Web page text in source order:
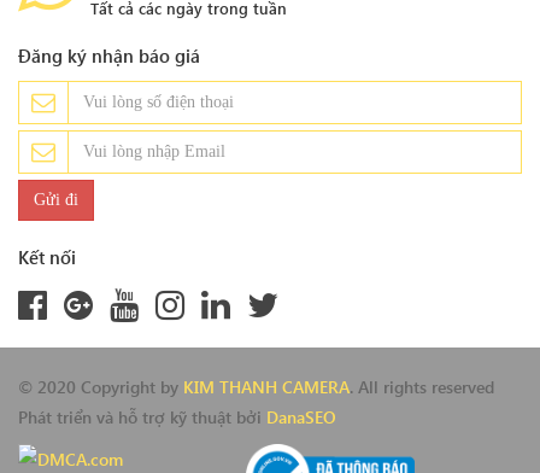
Tất cả các ngày trong tuần
Đăng ký nhận báo giá
Kết nối
© 2020 Copyright by KIM THANH CAMERA. All rights reserved
Phát triển và hỗ trợ kỹ thuật bởi DanaSEO